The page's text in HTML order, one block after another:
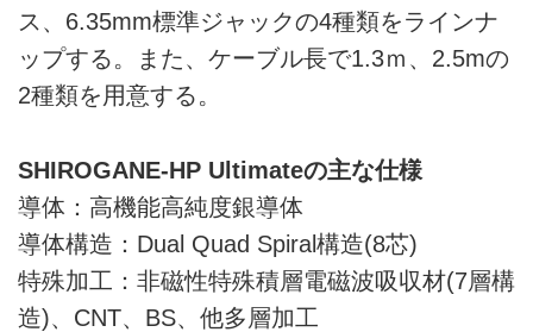
ス、6.35mm標準ジャックの4種類をラインナ
ップする。また、ケーブル長で1.3ｍ、2.5mの
2種類を用意する。
SHIROGANE-HP Ultimateの主な仕様
導体：高機能高純度銀導体
導体構造：Dual Quad Spiral構造(8芯)
特殊加工：非磁性特殊積層電磁波吸収材(7層構
造)、CNT、BS、他多層加工